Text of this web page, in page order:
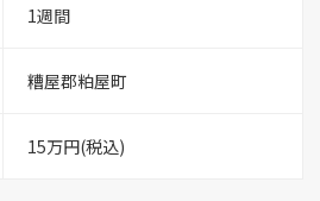
1週間
糟屋郡粕屋町
15万円(税込)